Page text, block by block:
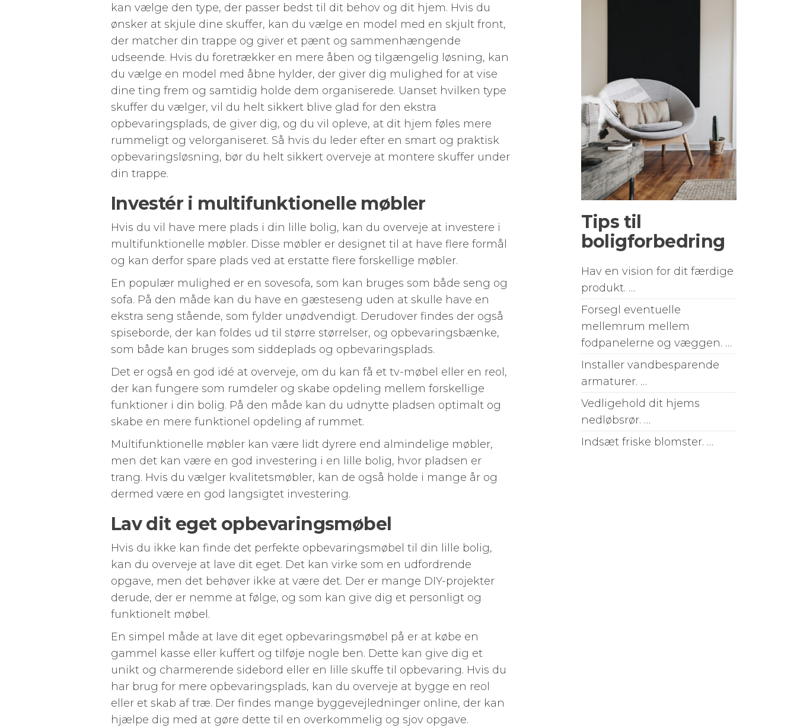
kan vælge den type, der passer bedst til dit behov og dit hjem. Hvis du
ønsker at skjule dine skuffer, kan du vælge en model med en skjult front,
der matcher din trappe og giver et pænt og sammenhængende
udseende. Hvis du foretrækker en mere åben og tilgængelig løsning, kan
du vælge en model med åbne hylder, der giver dig mulighed for at vise
dine ting frem og samtidig holde dem organiserede. Uanset hvilken type
skuffer du vælger, vil du helt sikkert blive glad for den ekstra
opbevaringsplads, de giver dig, og du vil opleve, at dit hjem føles mere
rummeligt og velorganiseret. Så hvis du leder efter en smart og praktisk
opbevaringsløsning, bør du helt sikkert overveje at montere skuffer under
din trappe.
Investér i multifunktionelle møbler
Hvis du vil have mere plads i din lille bolig, kan du overveje at investere i
multifunktionelle møbler. Disse møbler er designet til at have flere formål
og kan derfor spare plads ved at erstatte flere forskellige møbler.
En populær mulighed er en sovesofa, som kan bruges som både seng og
sofa. På den måde kan du have en gæsteseng uden at skulle have en
ekstra seng stående, som fylder unødvendigt. Derudover findes der også
spiseborde, der kan foldes ud til større størrelser, og opbevaringsbænke,
som både kan bruges som siddeplads og opbevaringsplads.
Det er også en god idé at overveje, om du kan få et tv-møbel eller en reol,
der kan fungere som rumdeler og skabe opdeling mellem forskellige
funktioner i din bolig. På den måde kan du udnytte pladsen optimalt og
skabe en mere funktionel opdeling af rummet.
Multifunktionelle møbler kan være lidt dyrere end almindelige møbler,
men det kan være en god investering i en lille bolig, hvor pladsen er
trang. Hvis du vælger kvalitetsmøbler, kan de også holde i mange år og
dermed være en god langsigtet investering.
Lav dit eget opbevaringsmøbel
Hvis du ikke kan finde det perfekte opbevaringsmøbel til din lille bolig,
kan du overveje at lave dit eget. Det kan virke som en udfordrende
opgave, men det behøver ikke at være det. Der er mange DIY-projekter
derude, der er nemme at følge, og som kan give dig et personligt og
funktionelt møbel.
En simpel måde at lave dit eget opbevaringsmøbel på er at købe en
gammel kasse eller kuffert og tilføje nogle ben. Dette kan give dig et
unikt og charmerende sidebord eller en lille skuffe til opbevaring. Hvis du
har brug for mere opbevaringsplads, kan du overveje at bygge en reol
eller et skab af træ. Der findes mange byggevejledninger online, der kan
hjælpe dig med at gøre dette til en overkommelig og sjov opgave.
Tips til
boligforbedring
Hav en vision for dit færdige
produkt. …
Forsegl eventuelle
mellemrum mellem
fodpanelerne og væggen. …
Installer vandbesparende
armaturer. …
Vedligehold dit hjems
nedløbsrør. …
Indsæt friske blomster. …